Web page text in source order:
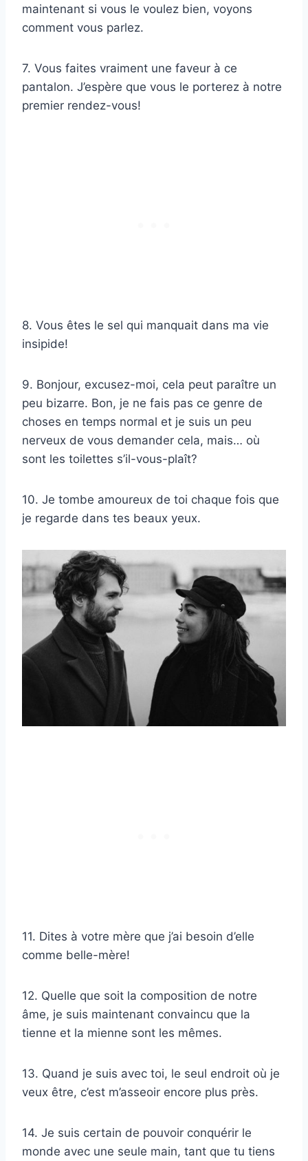
maintenant si vous le voulez bien, voyons
comment vous parlez.
7. Vous faites vraiment une faveur à ce
pantalon. J’espère que vous le porterez à notre
premier rendez-vous!
8. Vous êtes le sel qui manquait dans ma vie
insipide!
9. Bonjour, excusez-moi, cela peut paraître un
peu bizarre. Bon, je ne fais pas ce genre de
choses en temps normal et je suis un peu
nerveux de vous demander cela, mais… où
sont les toilettes s’il-vous-plaît?
10. Je tombe amoureux de toi chaque fois que
je regarde dans tes beaux yeux.
11. Dites à votre mère que j’ai besoin d’elle
comme belle-mère!
12. Quelle que soit la composition de notre
âme, je suis maintenant convaincu que la
tienne et la mienne sont les mêmes.
13. Quand je suis avec toi, le seul endroit où je
veux être, c’est m’asseoir encore plus près.
14. Je suis certain de pouvoir conquérir le
monde avec une seule main, tant que tu tiens